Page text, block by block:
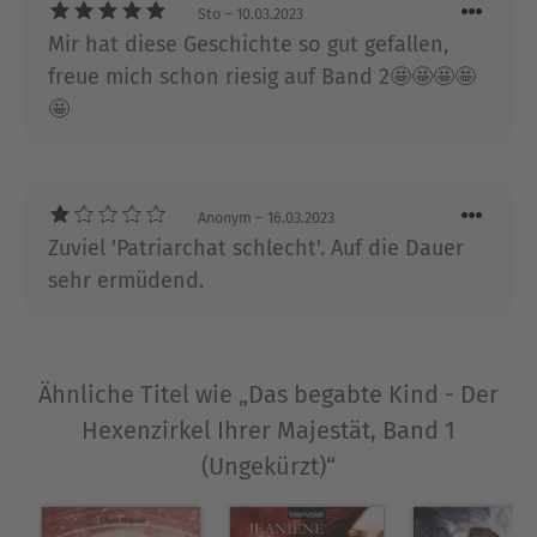
Entscheidungen treffen, die ihre Freundschaft für
immer verändern werden ...
Über Juno Dawson
Sachbücher. Für »How to Be Gay« erhielt sie 2015
den Luchs des Monats September von Die Zeit
und Radio Bremen. Außerdem wurde sie mit der
berühmten Auszeichnung ›Queen of Teen‹ geehrt.
wurden in 25 Sprachen übersetzt, und einige
davon werden für eine Verfilmung vorbereitet.
Ausblenden
Sto – 10.03.2023
Mir hat diese Geschichte so gut gefallen,
freue mich schon riesig auf Band 2🤩🤩🤩🤩
🤩
Anonym – 16.03.2023
Zuviel 'Patriarchat schlecht'. Auf die Dauer
sehr ermüdend.
Ähnliche Titel wie „Das begabte Kind - Der
Hexenzirkel Ihrer Majestät, Band 1
(Ungekürzt)“